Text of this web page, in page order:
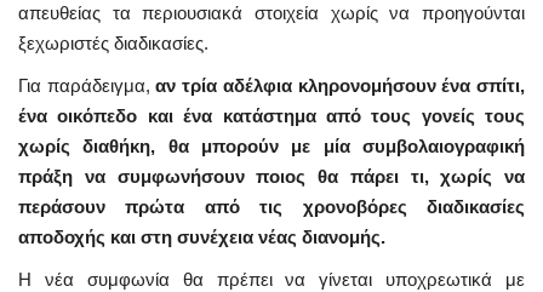
απευθείας τα περιουσιακά στοιχεία χωρίς να προηγούνται
ξεχωριστές διαδικασίες.
Για παράδειγμα,αν τρία αδέλφια κληρονομήσουν ένα σπίτι,
ένα οικόπεδο και ένα κατάστημα από τους γονείς τους
χωρίς διαθήκη, θα μπορούν με μία συμβολαιογραφική
πράξη να συμφωνήσουν ποιος θα πάρει τι, χωρίς να
περάσουν πρώτα από τις χρονοβόρες διαδικασίες
αποδοχής και στη συνέχεια νέας διανομής.
Η νέα συμφωνία θα πρέπει να γίνεται υποχρεωτικά με